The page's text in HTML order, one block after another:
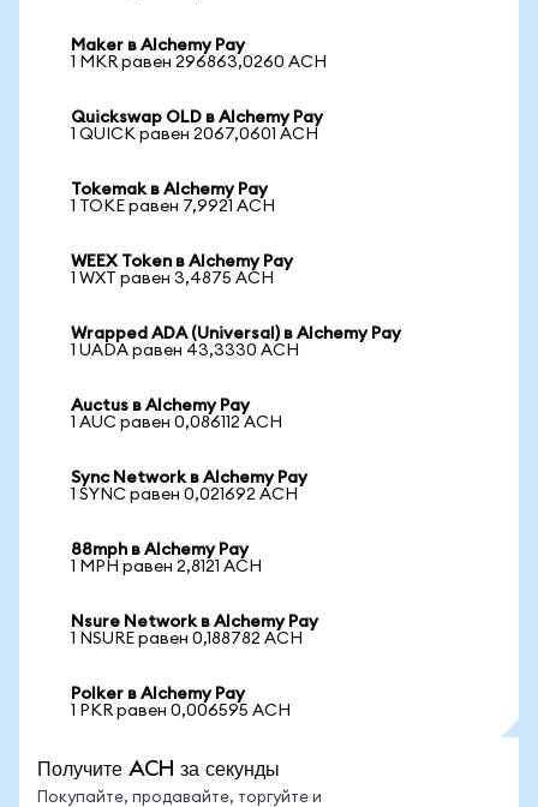
Maker в Alchemy Pay
1 MKR равен 296863,0260 ACH
Quickswap OLD в Alchemy Pay
1 QUICK равен 2067,0601 ACH
Tokemak в Alchemy Pay
1 TOKE равен 7,9921 ACH
WEEX Token в Alchemy Pay
1 WXT равен 3,4875 ACH
Wrapped ADA (Universal) в Alchemy Pay
1 UADA равен 43,3330 ACH
Auctus в Alchemy Pay
1 AUC равен 0,086112 ACH
Sync Network в Alchemy Pay
1 SYNC равен 0,021692 ACH
88mph в Alchemy Pay
1 MPH равен 2,8121 ACH
Nsure Network в Alchemy Pay
1 NSURE равен 0,188782 ACH
Polker в Alchemy Pay
1 PKR равен 0,006595 ACH
Получите ACH за секунды
Покупайте, продавайте, торгуйте и